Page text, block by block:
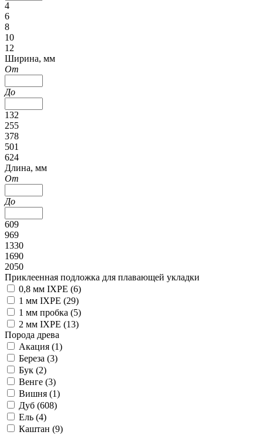
4
6
8
10
12
Ширина, мм
От
До
132
255
378
501
624
Длина, мм
От
До
609
969
1330
1690
2050
Приклеенная подложка для плавающей укладки
0,8 мм IXPE (6)
1 мм IXPE (29)
1 мм пробка (5)
2 мм IXPE (13)
Порода древа
Акация (1)
Береза (3)
Бук (2)
Венге (3)
Вишня (1)
Дуб (608)
Ель (4)
Каштан (9)